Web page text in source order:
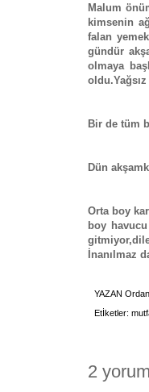
Malum
kimsenin
falan
gündür
olmaya
Bir de tüm
Dün
Orta boy
boy
İnanılmaz
YAZAN
Etİketler:
2